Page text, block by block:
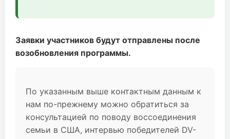
Заявки участников будут отправлены после
возобновления программы.
По указанным выше контактным данным к
нам по-прежнему можно обратиться за
консультацией по поводу воссоединения
семьи в США, интервью победителей DV-